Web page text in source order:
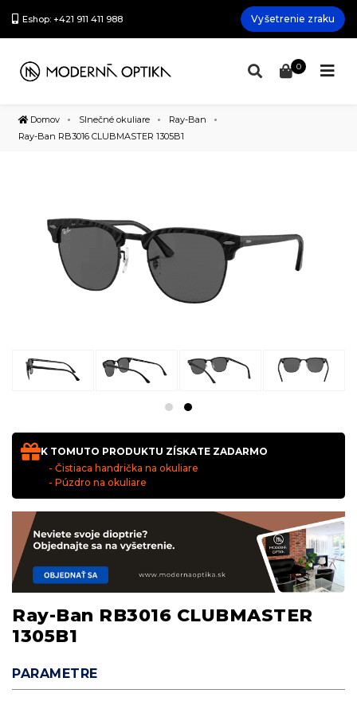
Eshop: +421 911 411 988 Vyšetrenie zraku
0
Domov Slnečné okuliare
Ray-Ban
Ray-Ban RB3016 CLUBMASTER 1305B1
K TOMUTO PRODUKTU ZÍSKATE ZADARMO
- Čistiaca handrička na okuliare
- Púzdro na okuliare
Ray-Ban RB3016 CLUBMASTER
1305B1
PARAMETRE